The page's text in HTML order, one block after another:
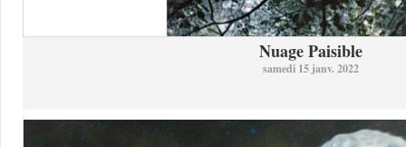
Nuage Paisible
samedi 15 janv. 2022